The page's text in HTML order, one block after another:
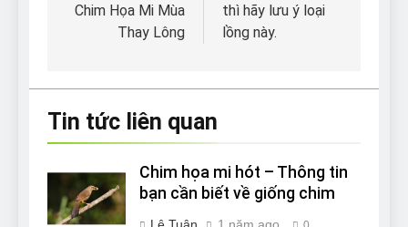
Chim Họa Mi Mùa
Thay Lông
thì hãy lưu ý loại
lồng này.
Tin tức liên quan
Chim họa mi hót – Thông tin
bạn cần biết về giống chim
Lê Tuân 1 năm ago